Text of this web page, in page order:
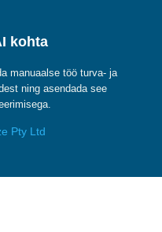
kohta
manuaalse töö turva- ja
ning asendada see
Pty Ltd